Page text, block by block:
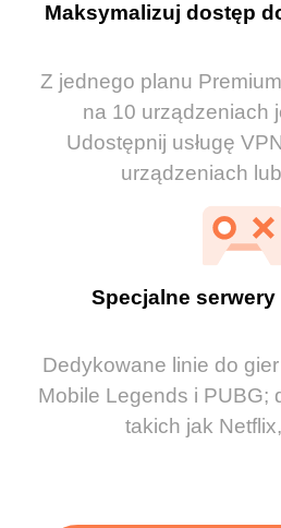
Maksymalizuj dostęp
Z jednego planu
na 10 urządzeniach
Udostępnij usługę
urządzeniach
Specjalne
Dedykowane linie do
Mobile Legends i PUBG;
takich jak